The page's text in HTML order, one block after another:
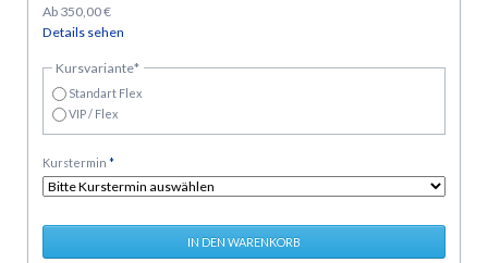
Ab 350,00€
Details sehen
Pflichtfeld
Kursvariante*
Standart Flex
VIP / Flex
Pflichtfeld
Kurstermin *